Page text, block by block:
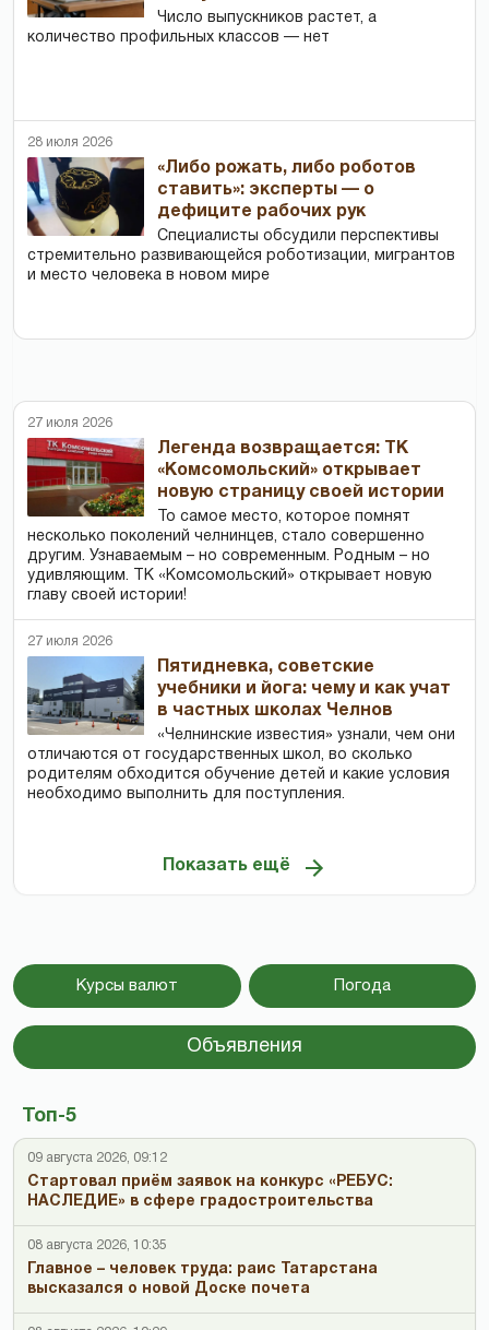
Число выпускников растет, а
количество профильных классов — нет
28 июля 2026
«Либо рожать, либо роботов
ставить»: эксперты — о
дефиците рабочих рук
Специалисты обсудили перспективы
стремительно развивающейся роботизации, мигрантов
и место человека в новом мире
27 июля 2026
Легенда возвращается: ТК
«Комсомольский» открывает
новую страницу своей истории
То самое место, которое помнят
несколько поколений челнинцев, стало совершенно
другим. Узнаваемым – но современным. Родным – но
удивляющим. ТК «Комсомольский» открывает новую
главу своей истории!
27 июля 2026
Пятидневка, советские
учебники и йога: чему и как учат
в частных школах Челнов
«Челнинские известия» узнали, чем они
отличаются от государственных школ, во сколько
родителям обходится обучение детей и какие условия
необходимо выполнить для поступления.
Показать ещё
Курсы валют Погода
Объявления
Топ-5
09 августа 2026, 09:12
Стартовал приём заявок на конкурс «РЕБУС:
НАСЛЕДИЕ» в сфере градостроительства
08 августа 2026, 10:35
Главное – человек труда: раис Татарстана
высказался о новой Доске почета